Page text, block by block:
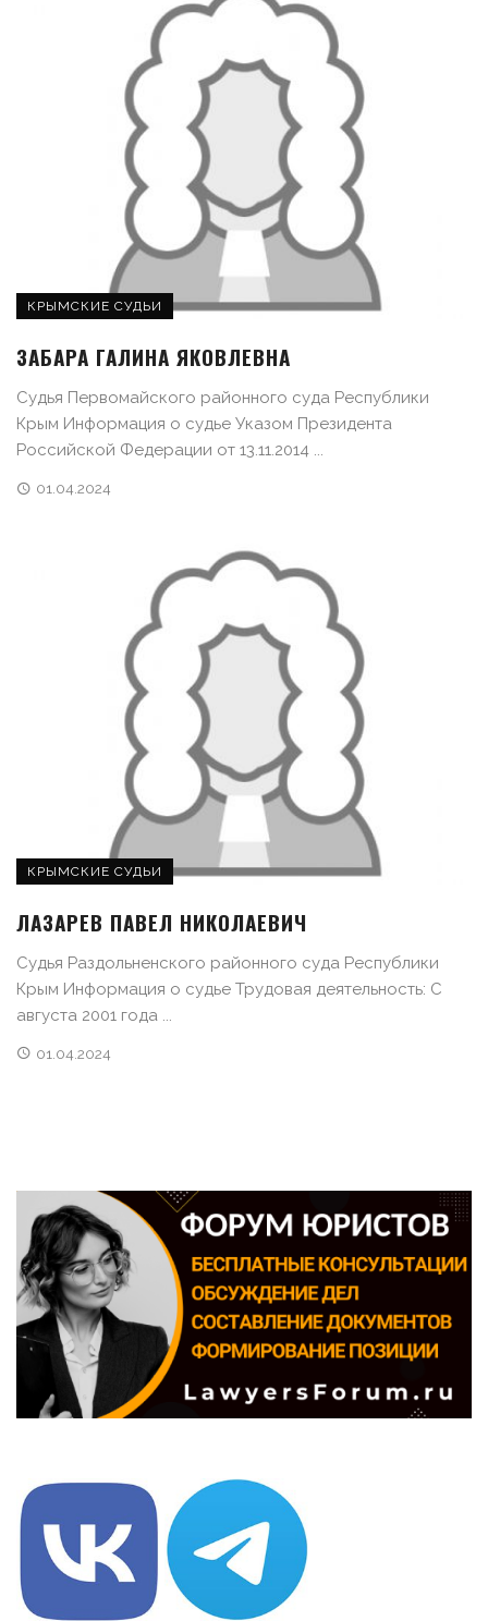
КРЫМСКИЕ СУДЬИ
ЗАБАРА ГАЛИНА ЯКОВЛЕВНА
Судья Первомайского районного суда Республики
Крым Информация о судье Указом Президента
Российской Федерации от 13.11.2014 ...
01.04.2024
КРЫМСКИЕ СУДЬИ
ЛАЗАРЕВ ПАВЕЛ НИКОЛАЕВИЧ
Судья Раздольненского районного суда Республики
Крым Информация о судье Трудовая деятельность: С
августа 2001 года ...
01.04.2024